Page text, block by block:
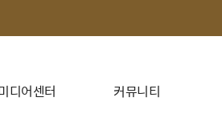
디어센터 커뮤니티